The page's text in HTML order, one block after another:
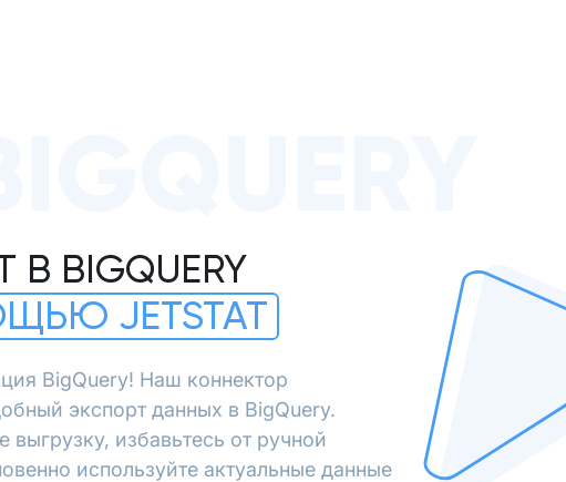
BIGQUERY
JETSTAT
BigQuery! Наш коннектор
экспорт данных в BigQuery.
выгрузку, избавьтесь от ручной
используйте актуальные данные